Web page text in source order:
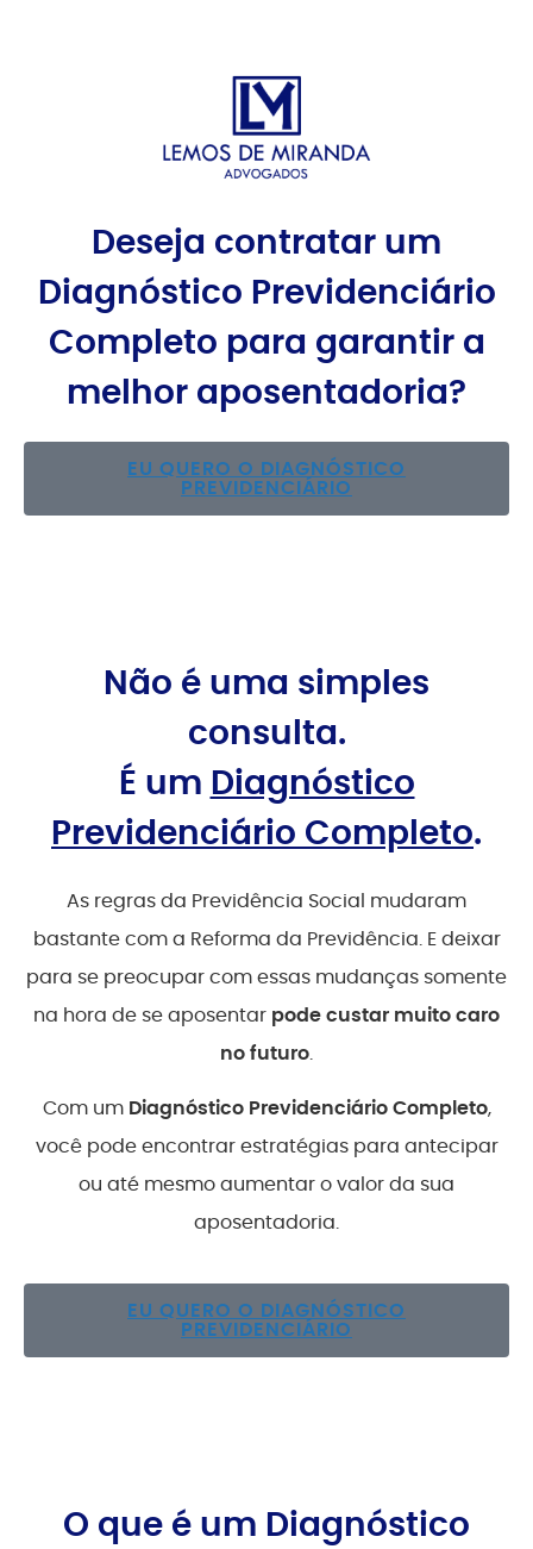
Deseja contratar um
Diagnóstico Previdenciário
Completo para garantir a
melhor aposentadoria?
EU QUERO O DIAGNÓSTICO
PREVIDENCIÁRIO
Não é uma simples
consulta.
É um Diagnóstico
Previdenciário Completo.
As regras da Previdência Social mudaram
bastante com a Reforma da Previdência. E deixar
para se preocupar com essas mudanças somente
na hora de se aposentar pode custar muito caro
no futuro.
Com um Diagnóstico Previdenciário Completo,
você pode encontrar estratégias para antecipar
ou até mesmo aumentar o valor da sua
aposentadoria.
EU QUERO O DIAGNÓSTICO
PREVIDENCIÁRIO
O que é um Diagnóstico